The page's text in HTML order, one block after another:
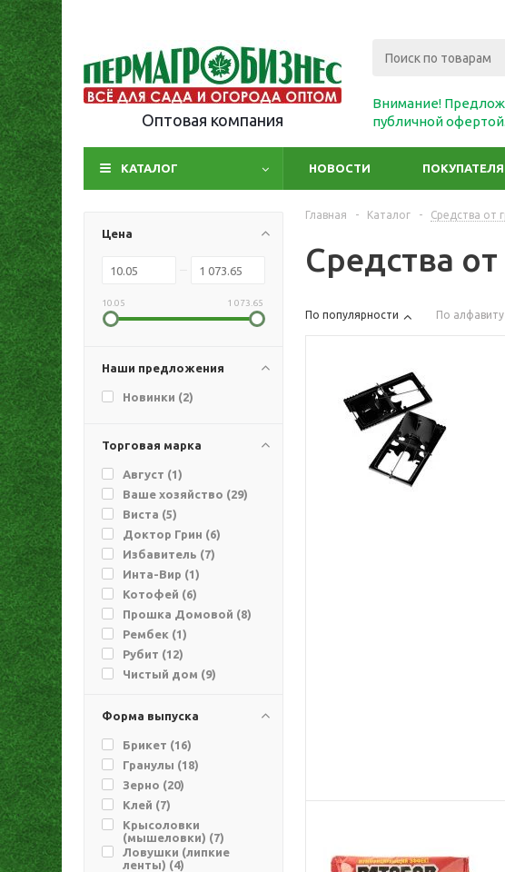
Оптовая компания
Внимание!
публичной офертой.
КАТАЛОГ НОВОСТИ
Цена
10.05 1 073.65
Наши предложения
Новинки (2)
Торговая марка
Август (1)
Ваше хозяйство (29)
Виста (5)
Доктор Грин (6)
Избавитель (7)
Инта-Вир (1)
Котофей (6)
Прошка Домовой (8)
Рембек (1)
Рубит (12)
Чистый дом (9)
Форма выпуска
Брикет (16)
Гранулы (18)
Зерно (20)
Клей (7)
Крысоловки
(мышеловки) (7)
Ловушки (липкие
ленты) (4)
Главная - Каталог - Средства от
Средства
По популярности По алфавиту